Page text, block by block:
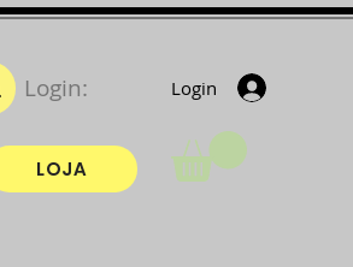
Login
LOJA
Login: